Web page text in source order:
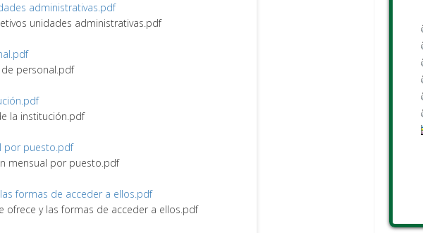
administrativas.pdf
unidades administrativas.pdf
personal.pdf
la institución.pdf
por puesto.pdf
mensual por puesto.pdf
formas de acceder a ellos.pdf
ofrece y las formas de acceder a ellos.pdf